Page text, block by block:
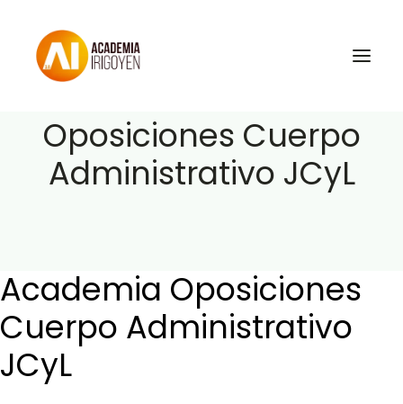
Oposiciones
Preguntas Frecuentes
BuscaOpos 🔎
Aula virtual
Oposiciones Cuerpo
Administrativo JCyL
Academia Oposiciones
Cuerpo Administrativo
JCyL